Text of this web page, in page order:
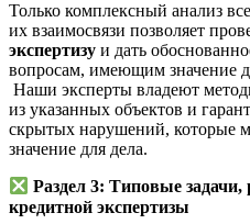
Только комплексный анализ
их взаимосвязи позволяет
экспертизу и дать
вопросам, имеющим значение
Наши эксперты владеют
из указанных объектов и
скрытых нарушений, которые
значение для дела.
Раздел 3: Типовые
кредитной экспертизы